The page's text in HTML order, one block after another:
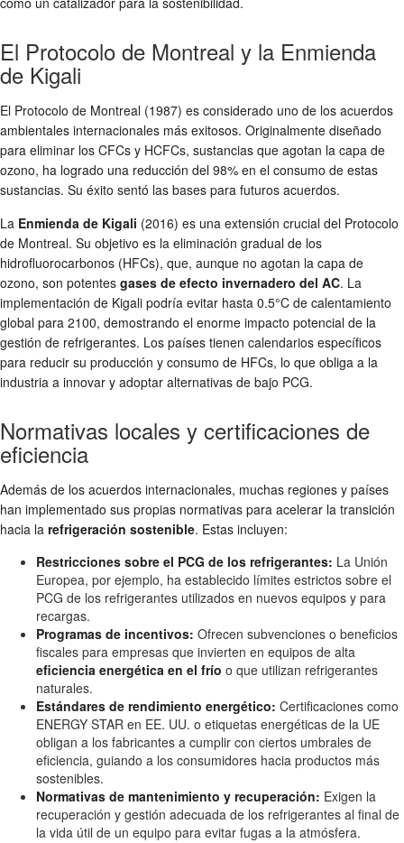
El Protocolo de Montreal y la Enmienda
de Kigali
El Protocolo de Montreal (1987) es considerado uno de los acuerdos
ambientales internacionales más exitosos. Originalmente diseñado
para eliminar los CFCs y HCFCs, sustancias que agotan la capa de
ozono, ha logrado una reducción del 98% en el consumo de estas
sustancias. Su éxito sentó las bases para futuros acuerdos.
La Enmienda de Kigali (2016) es una extensión crucial del Protocolo
de Montreal. Su objetivo es la eliminación gradual de los
hidrofluorocarbonos (HFCs), que, aunque no agotan la capa de
ozono, son potentes gases de efecto invernadero del AC. La
implementación de Kigali podría evitar hasta 0.5°C de calentamiento
global para 2100, demostrando el enorme impacto potencial de la
gestión de refrigerantes. Los países tienen calendarios específicos
para reducir su producción y consumo de HFCs, lo que obliga a la
industria a innovar y adoptar alternativas de bajo PCG.
Normativas locales y certificaciones de
eficiencia
Además de los acuerdos internacionales, muchas regiones y países
han implementado sus propias normativas para acelerar la transición
hacia la refrigeración sostenible. Estas incluyen:
Restricciones sobre el PCG de los refrigerantes: La Unión
Europea, por ejemplo, ha establecido límites estrictos sobre el
PCG de los refrigerantes utilizados en nuevos equipos y para
recargas.
Programas de incentivos: Ofrecen subvenciones o beneficios
fiscales para empresas que invierten en equipos de alta
eficiencia energética en el frío o que utilizan refrigerantes
naturales.
Estándares de rendimiento energético: Certificaciones como
ENERGY STAR en EE. UU. o etiquetas energéticas de la UE
obligan a los fabricantes a cumplir con ciertos umbrales de
eficiencia, guiando a los consumidores hacia productos más
sostenibles.
Normativas de mantenimiento y recuperación: Exigen la
recuperación y gestión adecuada de los refrigerantes al final de
la vida útil de un equipo para evitar fugas a la atmósfera.